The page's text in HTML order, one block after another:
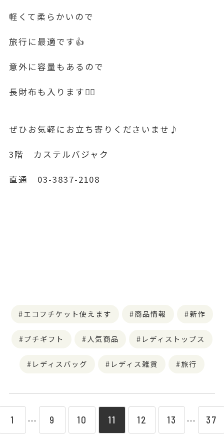
軽くて柔らかいので
旅行に最適です👍
意外に容量もあるので
長財布も入ります🙆‍♂️
ぜひお気軽にお立ち寄りくださいませ♪
3階 カステルバジャク
直通 03-3837-2108
エコフチケット使えます 商品情報 新作
プチギフト 人気商品 レディストップス
レディスバッグ レディス雑貨 旅行
1 ⋯ 9 10 11 12 13 ⋯ 37